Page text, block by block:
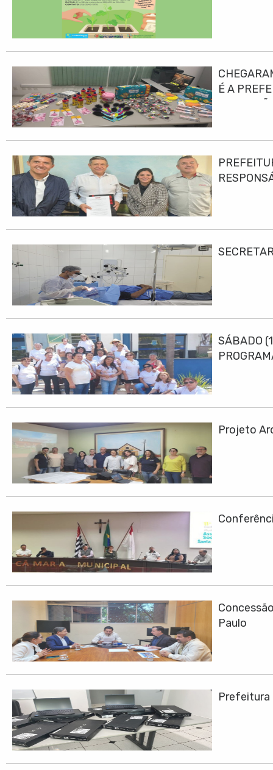
É A
SÁBADO
Projeto
Paulo
Prefeitura